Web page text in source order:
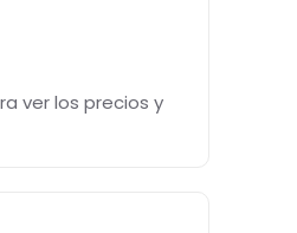
ver los precios y